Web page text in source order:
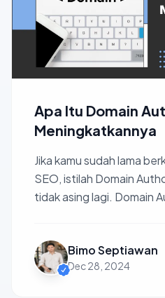
Apa Itu Domain
Meningkatkannya
Jika kamu sudah lama
SEO, istilah Domain
tidak asing lagi. Domain
Bimo Septiawan
Dec 28, 2024